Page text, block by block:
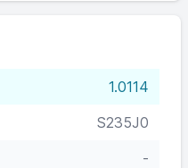
1.0114
S235J0
-